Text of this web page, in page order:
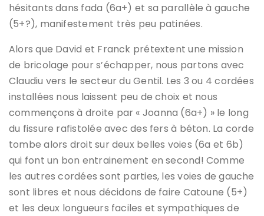
hésitants dans fada (6a+) et sa parallèle à gauche
(5+?), manifestement très peu patinées.
Alors que David et Franck prétextent une mission
de bricolage pour s’échapper, nous partons avec
Claudiu vers le secteur du Gentil. Les 3 ou 4 cordées
installées nous laissent peu de choix et nous
commençons à droite par « Joanna (6a+) » le long
du fissure rafistolée avec des fers à béton. La corde
tombe alors droit sur deux belles voies (6a et 6b)
qui font un bon entrainement en second! Comme
les autres cordées sont parties, les voies de gauche
sont libres et nous décidons de faire Catoune (5+)
et les deux longueurs faciles et sympathiques de